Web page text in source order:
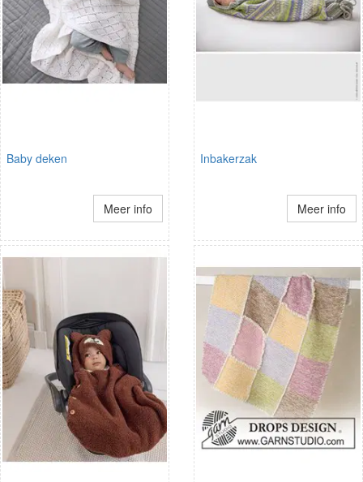
Baby deken
Meer info
Inbakerzak
Meer info